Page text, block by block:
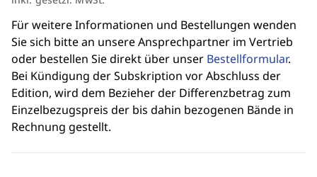
Für weitere Informationen und Bestellungen wenden
Sie sich bitte an unsere Ansprechpartner im Vertrieb
oder bestellen Sie direkt über unser Bestellformular.
Bei Kündigung der Subskription vor Abschluss der
Edition, wird dem Bezieher der Differenzbetrag zum
Einzelbezugspreis der bis dahin bezogenen Bände in
Rechnung gestellt.